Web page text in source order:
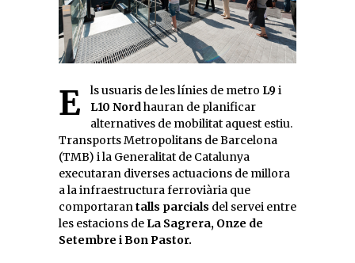
Els usuaris de les línies de metro L9i
L10 Nordhauran de planificar
alternatives de mobilitat aquest estiu.
Transports Metropolitans de Barcelona
(TMB) i la Generalitat de Catalunya
executaran diverses actuacions de millora
a la infraestructura ferroviària que
comportaran talls parcials del servei entre
les estacions de La Sagrera, Onze de
Setembre i Bon Pastor.